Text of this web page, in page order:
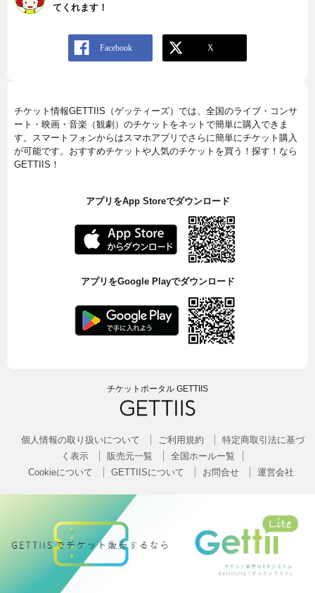
てくれます！
チケット情報GETTIIS（ゲッティーズ）では、全国のライブ・コンサ
ート・映画・音楽（観劇）のチケットをネットで簡単に購入できま
す。スマートフォンからはスマホアプリでさらに簡単にチケット購入
が可能です。おすすめチケットや人気のチケットを買う！探す！なら
GETTIIS！
アプリをApp Storeでダウンロード
アプリをGoogle Playでダウンロード
チケットポータル GETTIIS
個人情報の取り扱いについて ご利用規約
特定商取引法に基づ
く表示
販売元一覧
全国ホールー覧
Cookieについて
GETTIISについて お問合せ 運営会社